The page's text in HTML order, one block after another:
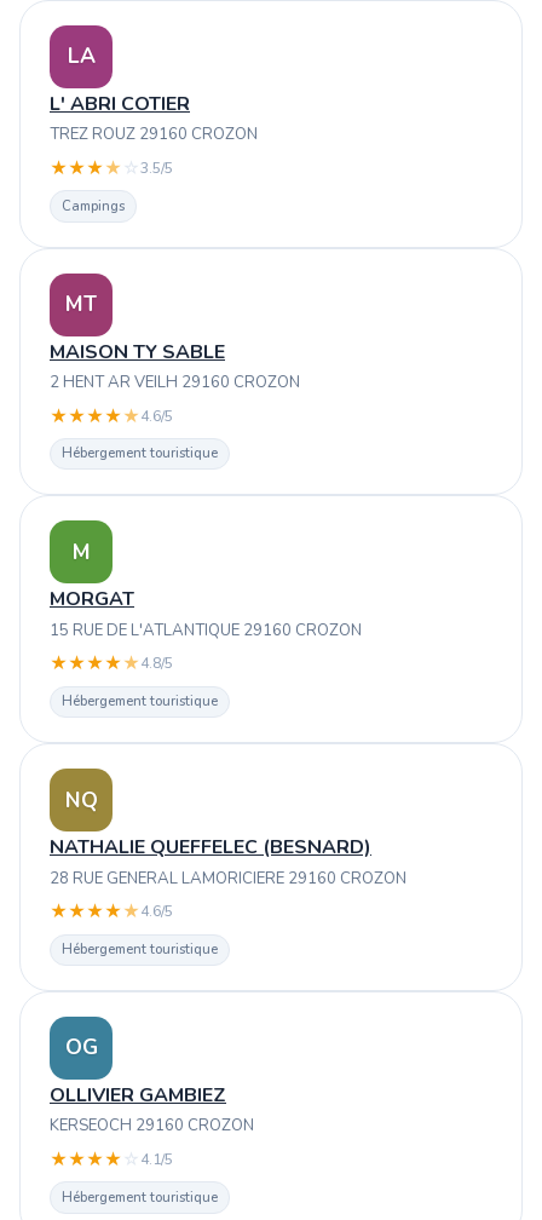
LA
L' ABRI COTIER
TREZ ROUZ 29160 CROZON
★★★★ ☆3.5/5
Campings
MT
MAISON TY SABLE
2 HENT AR VEILH 29160 CROZON
★★★★★4.6/5
Hébergement touristique
M
MORGAT
15 RUE DE L'ATLANTIQUE 29160 CROZON
★★★★★4.8/5
Hébergement touristique
NQ
NATHALIE QUEFFELEC (BESNARD)
28 RUE GENERAL LAMORICIERE 29160 CROZON
★★★★★4.6/5
Hébergement touristique
OG
OLLIVIER GAMBIEZ
KERSEOCH 29160 CROZON
★★★★ ☆ 4.1/5
Hébergement touristique